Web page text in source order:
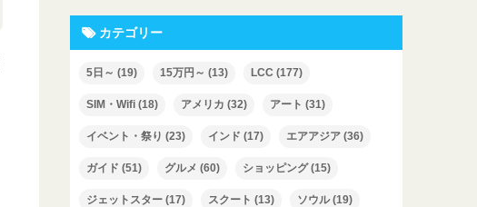
カテゴリー
5日～ (19) 15万円～ (13) LCC (177)
SIM・Wifi (18) アメリカ (32) アート (31)
イベント・祭り (23) インド (17) エアアジア (36)
ガイド (51) グルメ (60) ショッピング(15)
ジェットスター (17) スクート (13) ソウル(19)